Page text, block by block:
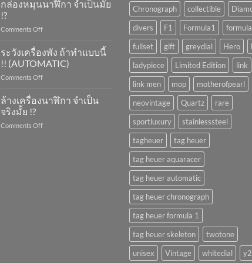
ทำ
ไง
?
กล่องหมุนนาฬิกา จำเป็นมั้ย
!?
Comments Offon
หมุน
จำเป็น
มั้ย
ระวังเครื่องพัง ถ้าทำแบบนี้
!! (AUTOMATIC)
Comments Offon
เครื่อง
ทำ
ล้างเครื่องนาฬิกา จำเป็น
จริงมั้ย !?
Comments Offon
Chronograph
collectible
divers
F1 Formula1
fullset
gift greydial Hero
ladypiece
Limited Edition
link
link men
mop
motherofpearl
neovintage
Quartz
rare
sportluxury
stainlesssteel
tagheuer
tag heuer
tag heuer aquaracer
tag heuer automatic
tag heuer chronograph
tag heuer formula 1
tag heuer skeleton
twotone
unisex
Vintage whitedial